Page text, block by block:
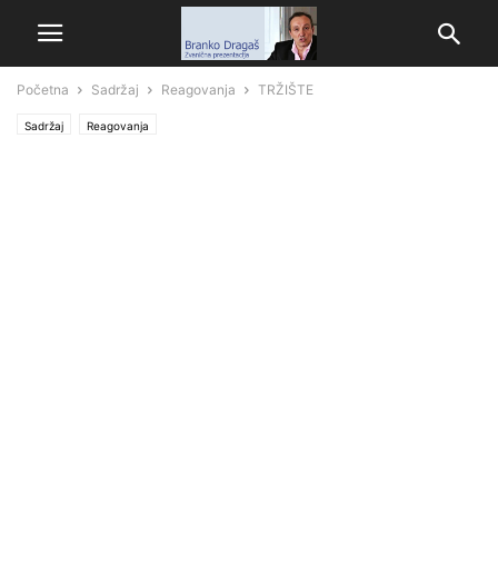
Početna Sadržaj Reagovanja TRŽIŠTE
Sadržaj Reagovanja